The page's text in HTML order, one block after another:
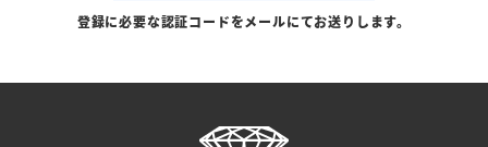
登録に必要な認証コードをメールにてお送りします。